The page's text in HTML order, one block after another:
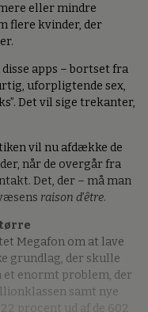
eller mindre
flere kvinder, der
apps – bortset fra
uforpligtende sex,
Det vil sige trekanter,
vil nu afdække de
når de overgår fra
Det, der – må man
raison d'être.
Megafon om at lave
grundlag, der skulle
enormt problem, der
samt nye
procent ud af de 602